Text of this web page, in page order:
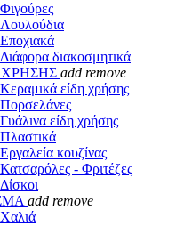
Φιγούρες
Λουλούδια
Εποχιακά
Διάφορα διακοσμητικά
ΧΡΗΣΗΣ add remove
Κεραμικά είδη χρήσης
Πορσελάνες
Γυάλινα είδη χρήσης
Πλαστικά
Εργαλεία κουζίνας
Κατσαρόλες - Φριτέζες
Δίσκοι
add remove
Χαλιά